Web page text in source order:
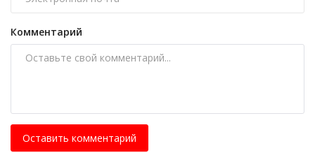
Комментарий
Оставить комментарий